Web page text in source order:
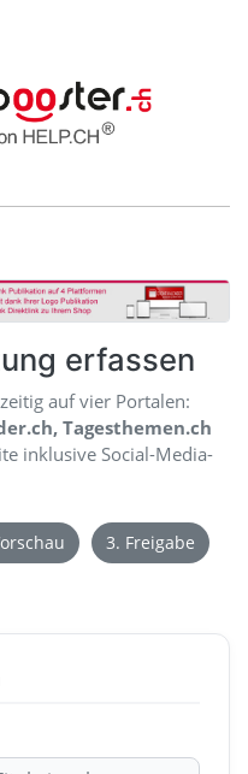
erfassen
auf vier Portalen:
Tagesthemen.ch
inklusive Social-Media-
3. Freigabe